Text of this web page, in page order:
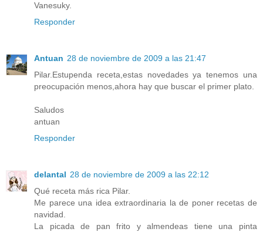
Vanesuky.
Responder
Antuan 28 de noviembre de 2009 a las 21:47
Pilar.Estupenda receta,estas novedades ya tenemos una
preocupación menos,ahora hay que buscar el primer plato.
Saludos
antuan
Responder
delantal 28 de noviembre de 2009 a las 22:12
Qué receta más rica Pilar.
Me parece una idea extraordinaria la de poner recetas de
navidad.
La picada de pan frito y almendeas tiene una pinta